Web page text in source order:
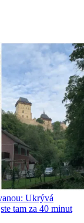
Ukrývá
tam za 40 minut